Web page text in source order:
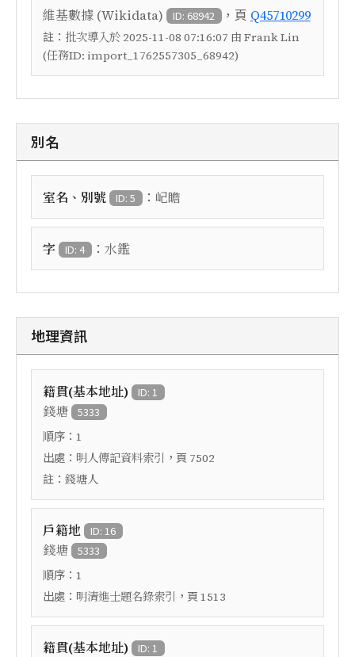
維基數據 (Wikidata) ID: 68942 ，頁 Q45710299
註： 批次導入於 2025-11-08 07:16:07 由 Frank Lin
(任務ID: import_1762557305_68942)
別名
室名、別號 ID: 5 ： 屺瞻
字 ID: 4 ： 水鑑
地理資訊
籍貫(基本地址) ID: 1
錢塘 5333
順序： 1
出處： 明人傳記資料索引 ，頁 7502
註： 錢塘人
戶籍地 ID: 16
錢塘 5333
順序： 1
出處： 明清進士題名錄索引 ，頁 1513
籍貫(基本地址) ID: 1